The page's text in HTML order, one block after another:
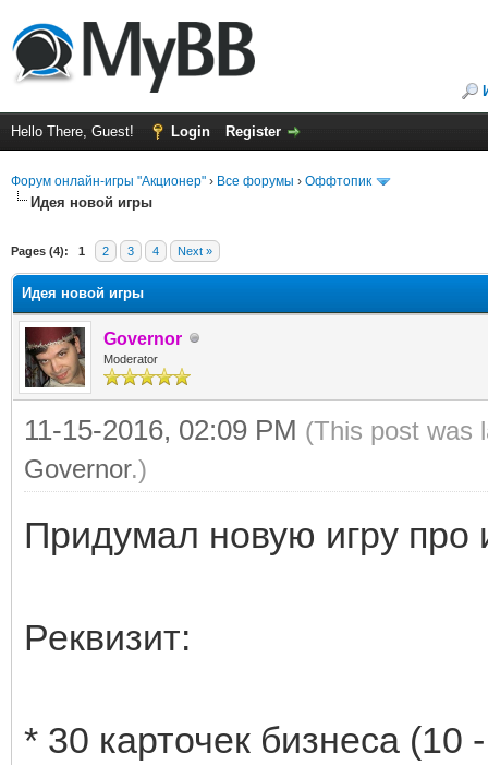
Hello There, Guest! Login Register
Форум онлайн-игры "Акционер" › Все форумы › Оффтопик
Идея новой игры
Pages (4): 1 2 3 4 Next »
Идея новой игры
Governor
Moderator
11-15-2016, 02:09 PM (This post was
Governor.)
Придумал новую игру про
Реквизит:
* 30 карточек бизнеса